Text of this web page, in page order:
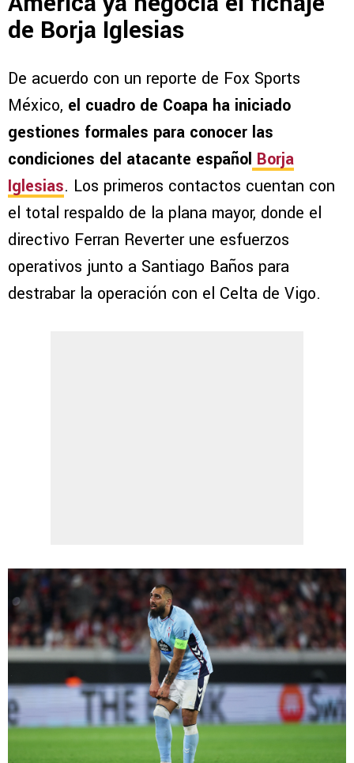
de Borja Iglesias
De acuerdo con un reporte de Fox Sports
México, el cuadro de Coapa ha iniciado
gestiones formales para conocer las
condiciones del atacante español Borja
Iglesias. Los primeros contactos cuentan con
el total respaldo de la plana mayor, donde el
directivo Ferran Reverter une esfuerzos
operativos junto a Santiago Baños para
destrabar la operación con el Celta de Vigo.